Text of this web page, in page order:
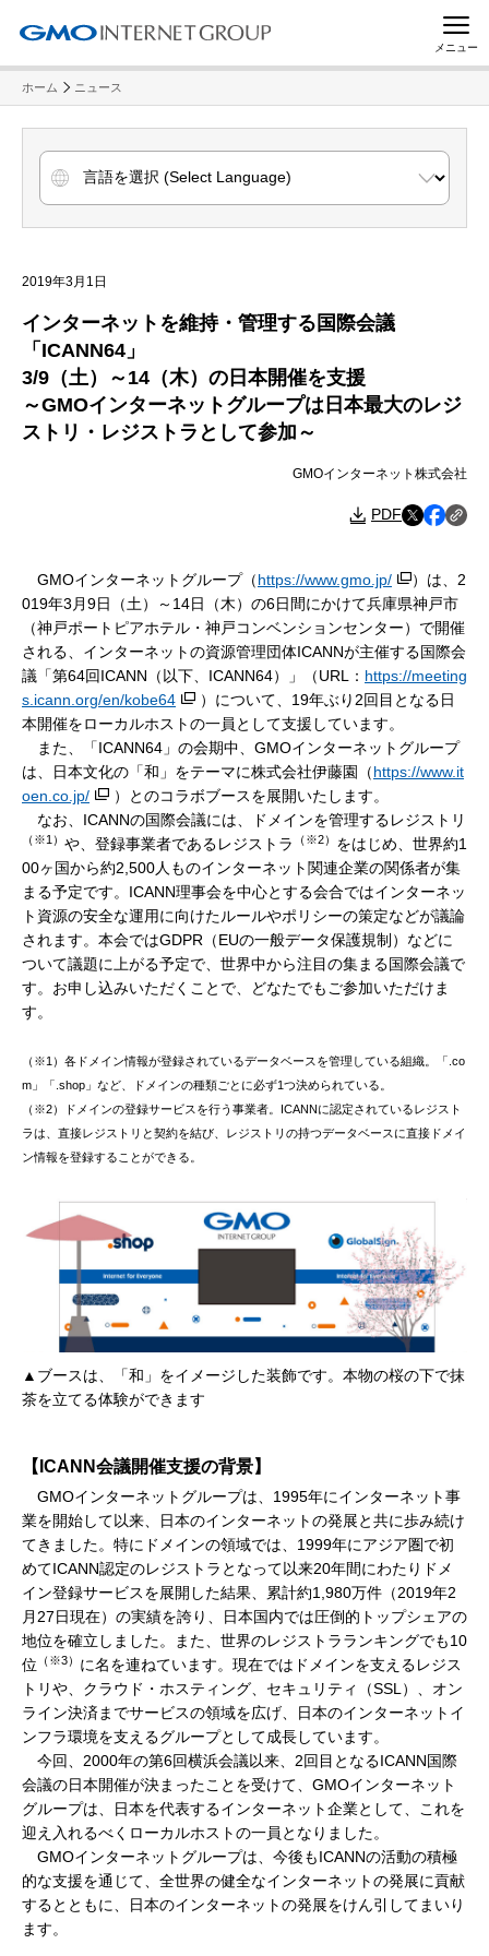
メニュー
ホーム ニュース
2019年3月1日
インターネットを維持・管理する国際会議
「ICANN64」
3/9（土）～14（木）の日本開催を支援
～GMOインターネットグループは日本最大のレジ
ストリ・レジストラとして参加～
GMOインターネット株式会社
PDF
GMOインターネットグループ（https://www.gmo.jp/
）は、2
019年3月9日（土）～14日（木）の6日間にかけて兵庫県神戸市
（神戸ポートピアホテル・神戸コンベンションセンター）で開催
される、インターネットの資源管理団体ICANNが主催する国際会
議「第64回ICANN（以下、ICANN64）」（URL： https://meeting
s.icann.org/en/kobe64
）について、19年ぶり2回目となる日
本開催をローカルホストの一員として支援しています。
また、「ICANN64」の会期中、GMOインターネットグループ
は、日本文化の「和」をテーマに株式会社伊藤園（https://www.it
oen.co.jp/
）とのコラボブースを展開いたします。
なお、ICANNの国際会議には、ドメインを管理するレジストリ
（※1） や、登録事業者であるレジストラ （※2） をはじめ、世界約1
00ヶ国から約2,500人ものインターネット関連企業の関係者が集
まる予定です。ICANN理事会を中心とする会合ではインターネッ
ト資源の安全な運用に向けたルールやポリシーの策定などが議論
されます。本会ではGDPR（EUの一般データ保護規制）などに
ついて議題に上がる予定で、世界中から注目の集まる国際会議で
す。お申し込みいただくことで、どなたでもご参加いただけま
す。
（※1）各ドメイン情報が登録されているデータベースを管理している組織。「.co
m」「.shop」など、ドメインの種類ごとに必ず1つ決められている。
（※2）ドメインの登録サービスを行う事業者。ICANNに認定されているレジスト
ラは、直接レジストリと契約を結び、レジストリの持つデータベースに直接ドメイ
ン情報を登録することができる。
▲ブースは、「和」をイメージした装飾です。本物の桜の下で抹
茶を立てる体験ができます
【ICANN会議開催支援の背景】
GMOインターネットグループは、1995年にインターネット事
業を開始して以来、日本のインターネットの発展と共に歩み続け
てきました。特にドメインの領域では、1999年にアジア圏で初
めてICANN認定のレジストラとなって以来20年間にわたりドメ
イン登録サービスを展開した結果、累計約1,980万件（2019年2
月27日現在）の実績を誇り、日本国内では圧倒的トップシェアの
地位を確立しました。また、世界のレジストラランキングでも10
位 （※3） に名を連ねています。現在ではドメインを支えるレジス
トリや、クラウド・ホスティング、セキュリティ（SSL）、オン
ライン決済までサービスの領域を広げ、日本のインターネットイ
ンフラ環境を支えるグループとして成長しています。
今回、2000年の第6回横浜会議以来、2回目となるICANN国際
会議の日本開催が決まったことを受けて、GMOインターネット
グループは、日本を代表するインターネット企業として、これを
迎え入れるべくローカルホストの一員となりました。
GMOインターネットグループは、今後もICANNの活動の積極
的な支援を通じて、全世界の健全なインターネットの発展に貢献
するとともに、日本のインターネットの発展をけん引してまいり
ます。